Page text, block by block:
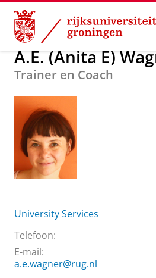
Skip
Content
Skip
Navigation
Over ons A.E. (Anita
A.E. (Anita E)
Trainer en Coach
University Services
Telefoon:
E-mail:
a.e.wagner@rug.nl